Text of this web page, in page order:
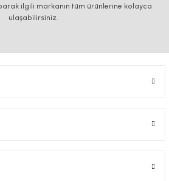
ederiz.
ilgili markanın tüm ürünlerine kolayca
ulaşabilirsiniz.